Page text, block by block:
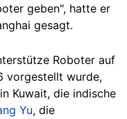
geben", hatte er
gesagt.
Roboter auf
vorgestellt wurde,
in Kuwait, die indische
Yu, die